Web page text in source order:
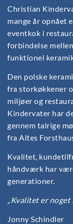
Christian
mange år opnået
eventkok i
forbindelse
funktionel
Den polske
fra storkøkkener
miljøer og
Kindervater har
gennem talrige
fra Altes
Kvalitet,
håndværk har
generationer.
„Kvalitet er
Jonny Schindler